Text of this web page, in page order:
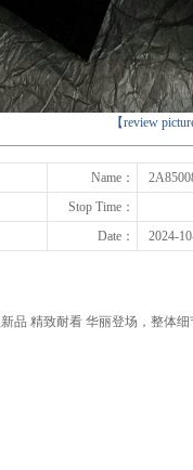
【review
下一张
Name：
Stop Time：
Date： 2024-
品 精致耐看 华丽登场，整体